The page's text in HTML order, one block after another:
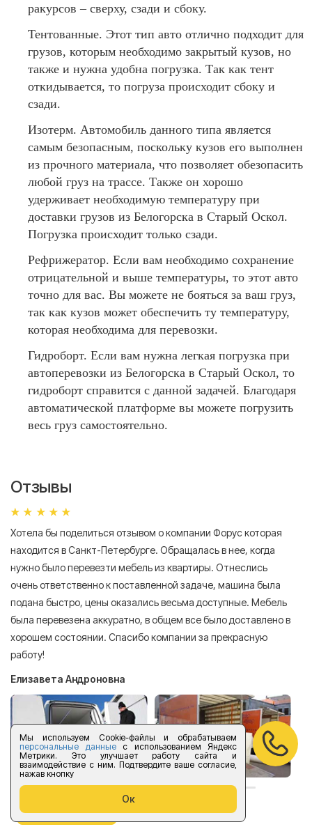
Мы используем Cookie-файлы и обрабатываем
персональные данныес использованием Яндекс
Метрики. Это улучшает работу сайта и
взаимодействие с ним. Подтвердите ваше согласие,
нажав кнопку
Ок
ракурсов – сверху, сзади и сбоку.
Тентованные. Этот тип авто отлично подходит для
грузов, которым необходимо закрытый кузов, но
также и нужна удобна погрузка. Так как тент
откидывается, то погруза происходит сбоку и
сзади.
Изотерм. Автомобиль данного типа является
самым безопасным, поскольку кузов его выполнен
из прочного материала, что позволяет обезопасить
любой груз на трассе. Также он хорошо
удерживает необходимую температуру при
доставки грузов из Белогорска в Старый Оскол.
Погрузка происходит только сзади.
Рефрижератор. Если вам необходимо сохранение
отрицательной и выше температуры, то этот авто
точно для вас. Вы можете не бояться за ваш груз,
так как кузов может обеспечить ту температуру,
которая необходима для перевозки.
Гидроборт. Если вам нужна легкая погрузка при
автоперевозки из Белогорска в Старый Оскол, то
гидроборт справится с данной задачей. Благодаря
автоматической платформе вы можете погрузить
весь груз самостоятельно.
Отзывы
Хотела бы поделиться отзывом о компании Форус которая
находится в Санкт-Петербурге. Обращалась в нее, когда
нужно было перевезти мебель из квартиры. Отнеслись
очень ответственно к поставленной задаче, машина была
подана быстро, цены оказались весьма доступные. Мебель
была перевезена аккуратно, в общем все было доставлено в
хорошем состоянии. Спасибо компании за прекрасную
работу!
Елизавета Андроновна